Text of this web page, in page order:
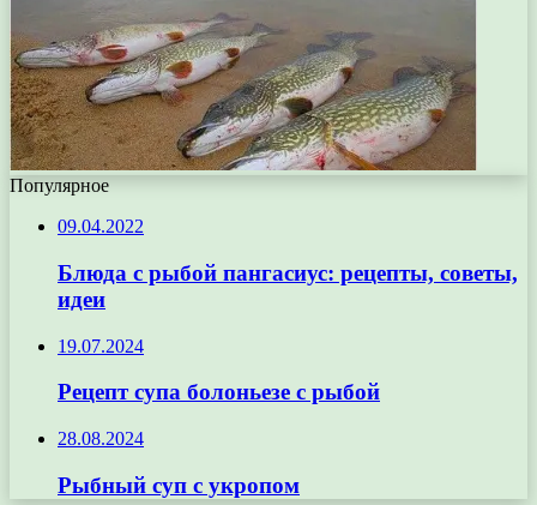
Популярное
09.04.2022
Блюда с рыбой пангасиус: рецепты, советы,
идеи
19.07.2024
Рецепт супа болоньезе с рыбой
28.08.2024
Рыбный суп с укропом